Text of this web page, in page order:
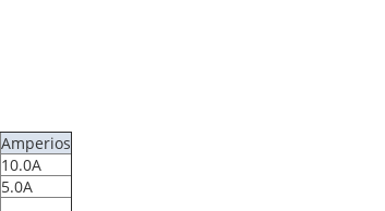
Amperios
10.0A
5.0A